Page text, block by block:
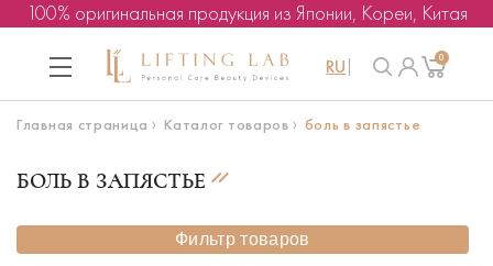
100% оригинальная продукция из Японии, Кореи, Китая
RU 0
Главная страница Каталог товаров боль в запястье
БОЛЬ В ЗАПЯСТЬЕ
Фильтр товаров